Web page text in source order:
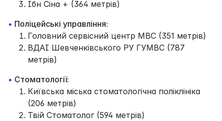
Ібн Сіна + (364 метрів)
• Поліцейські управління:
Головний сервісний центр МВС (351 метрів)
ВДАІ Шевченківського РУ ГУМВС (787
метрів)
• Стоматології:
Київська міська стоматологічна поліклініка
(206 метрів)
Твій Стоматолог (594 метрів)